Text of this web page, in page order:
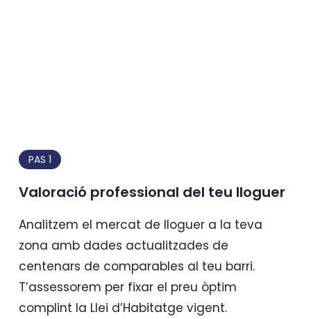
PAS 1
Valoració professional del teu lloguer
Analitzem el mercat de lloguer a la teva
zona amb dades actualitzades de
centenars de comparables al teu barri.
T’assessorem per fixar el preu òptim
complint la Llei d’Habitatge vigent.